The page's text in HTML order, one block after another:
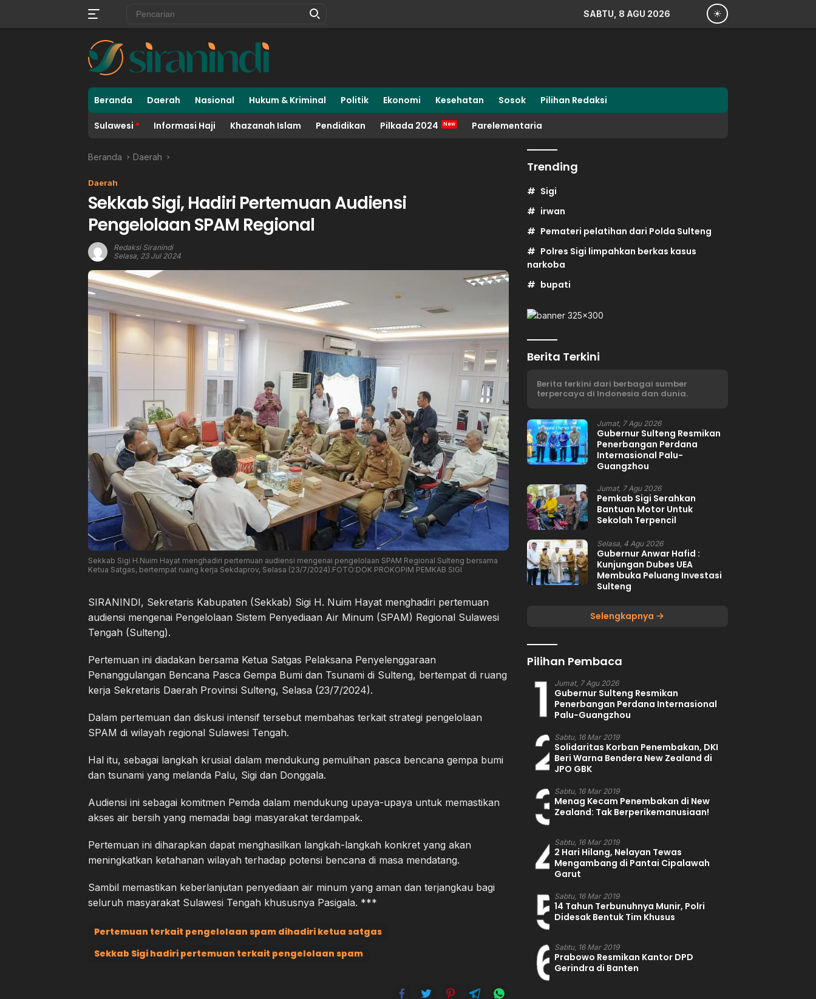
SABTU, 8 AGU 2026
Beranda Daerah Nasional Hukum & Kriminal Politik Ekonomi Kesehatan Sosok Pilihan Redaksi
Sulawesi Informasi Haji Khazanah Islam Pendidikan Pilkada 2024 Parelementaria
Beranda Daerah
Daerah
Sekkab Sigi, Hadiri Pertemuan Audiensi
Pengelolaan SPAM Regional
Redaksi Siranindi
Selasa, 23 Jul 2024
Sekkab Sigi H.Nuim Hayat menghadiri pertemuan audiensi mengenai pengelolaan SPAM Regional Sulteng bersama
Ketua Satgas, bertempat ruang kerja Sekdaprov, Selasa (23/7/2024).FOTO:DOK PROKOPIM PEMKAB SIGI
SIRANINDI, Sekretaris Kabupaten (Sekkab) Sigi H. Nuim Hayat menghadiri pertemuan
audiensi mengenai Pengelolaan Sistem Penyediaan Air Minum (SPAM) Regional Sulawesi
Tengah (Sulteng).
Pertemuan ini diadakan bersama Ketua Satgas Pelaksana Penyelenggaraan
Penanggulangan Bencana Pasca Gempa Bumi dan Tsunami di Sulteng, bertempat di ruang
kerja Sekretaris Daerah Provinsi Sulteng, Selasa (23/7/2024).
Dalam pertemuan dan diskusi intensif tersebut membahas terkait strategi pengelolaan
SPAM di wilayah regional Sulawesi Tengah.
Hal itu, sebagai langkah krusial dalam mendukung pemulihan pasca bencana gempa bumi
dan tsunami yang melanda Palu, Sigi dan Donggala.
Audiensi ini sebagai komitmen Pemda dalam mendukung upaya-upaya untuk memastikan
akses air bersih yang memadai bagi masyarakat terdampak.
Pertemuan ini diharapkan dapat menghasilkan langkah-langkah konkret yang akan
meningkatkan ketahanan wilayah terhadap potensi bencana di masa mendatang.
Sambil memastikan keberlanjutan penyediaan air minum yang aman dan terjangkau bagi
seluruh masyarakat Sulawesi Tengah khususnya Pasigala. ***
Pertemuan terkait pengelolaan spam dihadiri ketua satgas
Sekkab Sigi hadiri pertemuan terkait pengelolaan spam
Trending
Sigi
irwan
Pemateri pelatihan dari Polda Sulteng
Polres Sigi limpahkan berkas kasus
narkoba
bupati
Berita Terkini
Berita terkini dari berbagai sumber
terpercaya di Indonesia dan dunia.
Jumat, 7 Agu 2026
Gubernur Sulteng Resmikan
Penerbangan Perdana
Internasional Palu-
Guangzhou
Jumat, 7 Agu 2026
Pemkab Sigi Serahkan
Bantuan Motor Untuk
Sekolah Terpencil
Selasa, 4 Agu 2026
Gubernur Anwar Hafid :
Kunjungan Dubes UEA
Membuka Peluang Investasi
Sulteng
Selengkapnya
Pilihan Pembaca
1 Jumat, 7 Agu 2026
Gubernur Sulteng Resmikan
Penerbangan Perdana Internasional
Palu-Guangzhou
2Sabtu, 16 Mar 2019
Solidaritas Korban Penembakan, DKI
Beri Warna Bendera New Zealand di
JPO GBK
3Sabtu, 16 Mar 2019
Menag Kecam Penembakan di New
Zealand: Tak Berperikemanusiaan!
4Sabtu, 16 Mar 2019
2 Hari Hilang, Nelayan Tewas
Mengambang di Pantai Cipalawah
Garut
5Sabtu, 16 Mar 2019
14 Tahun Terbunuhnya Munir, Polri
Didesak Bentuk Tim Khusus
6Sabtu, 16 Mar 2019
Prabowo Resmikan Kantor DPD
Gerindra di Banten